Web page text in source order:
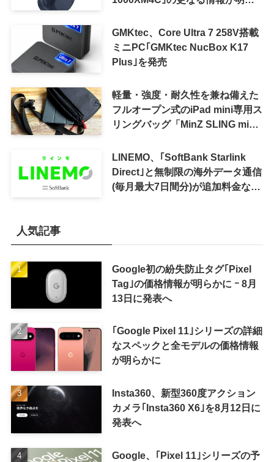
GMKtec、Core Ultra 7 258V搭載
ミニPC｢GMKtec NucBox K17
Plus｣を発売
軽量・強度・耐久性を兼ね備えた
フルオープン式のiPad mini専用ス
リングバッグ「MinZ SLING mini
LINEMO、｢SoftBank Starlink
Direct｣と無制限の海外データ通信
(毎月最大7日間分)が追加料金なし
人気記事
Google初の紛失防止タグ｢Pixel
Tag｣の価格情報が明らかに ｰ 8月
13日に発表へ
｢Google Pixel 11｣シリーズの詳細
なスペックと全モデルの価格情報
が明らかに
Insta360、新型360度アクション
カメラ｢Insta360 X6｣を8月12日に
発表へ
Google、｢Pixel 11｣シリーズの予